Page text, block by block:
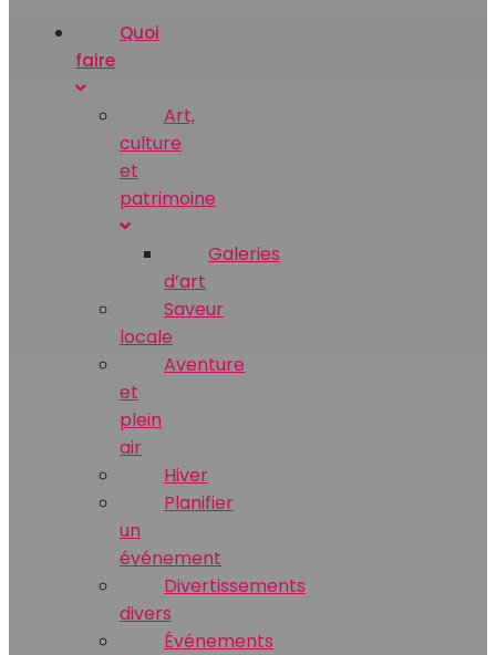
Quoi
faire
Art‚
culture
et
patrimoine
Galeries
d’art
Saveur
locale
Aventure
et
plein
air
Hiver
Planifier
un
événement
Divertissements
divers
Événements